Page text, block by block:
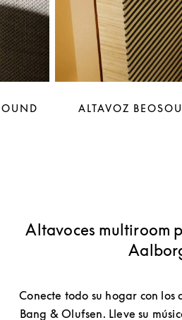
ALTAVOZ
Altavoces multiroom
Conecte todo su hogar con los
Bang & Olufsen. Lleve su